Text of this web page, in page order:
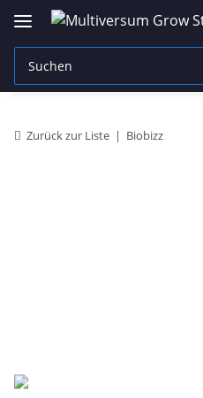
Zurück zur Liste Biobizz